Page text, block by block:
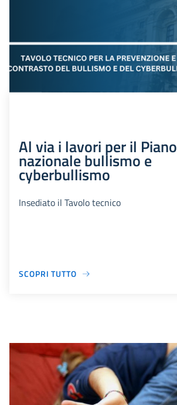
Al via i lavori per il Piano
nazionale bullismo e
cyberbullismo
Insediato il Tavolo tecnico
SCOPRI TUTTO